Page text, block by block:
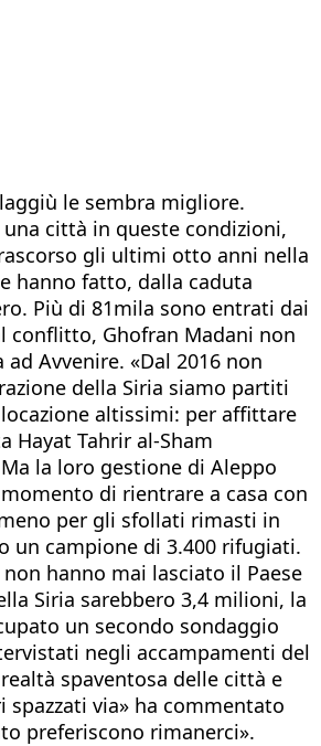
le sembra migliore.
città in queste condizioni,
gli ultimi otto anni nella
hanno fatto, dalla caduta
Più di 81mila sono entrati dai
conflitto, Ghofran Madani non
Avvenire. «Dal 2016 non
della Siria siamo partiti
altissimi: per affittare
Hayat Tahrir al-Sham
la loro gestione di Aleppo
di rientrare a casa con
per gli sfollati rimasti in
un campione di 3.400 rifugiati.
hanno mai lasciato il Paese
Siria sarebbero 3,4 milioni, la
un secondo sondaggio
negli accampamenti del
spaventosa delle città e
via» ha commentato
preferiscono rimanerci».